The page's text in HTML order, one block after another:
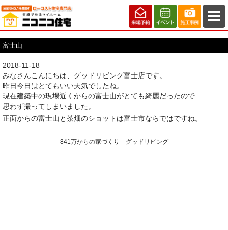
富士山
2018-11-18
みなさんこんにちは、グッドリビング富士店です。
昨日今日はとてもいい天気でしたね。
現在建築中の現場近くからの富士山がとても綺麗だったので
思わず撮ってしまいました。
正面からの富士山と茶畑のショットは富士市ならではですね。
841万からの家づくり グッドリビング